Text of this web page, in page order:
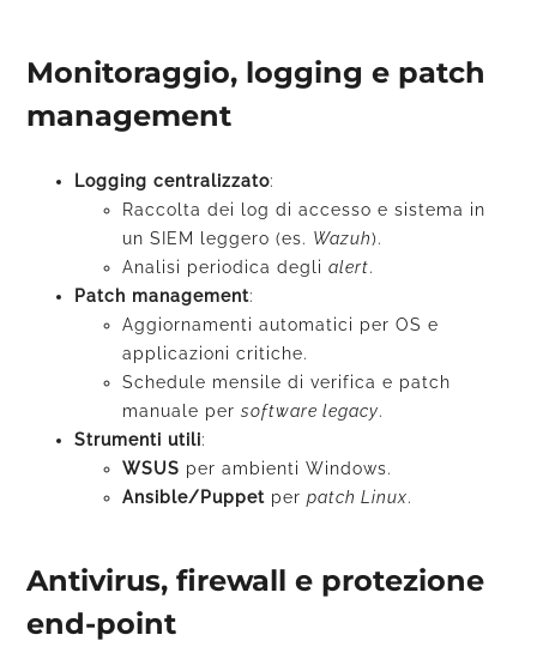
Monitoraggio, logging e patch
management
Logging centralizzato:
Raccolta dei log di accesso e sistema in
un SIEM leggero (es. Wazuh).
Analisi periodica deglialert.
Patch management:
Aggiornamenti automatici per OS e
applicazioni critiche.
Schedule mensile di verifica e patch
manuale persoftware legacy.
Strumenti utili:
WSUS per ambienti Windows.
Ansible/Puppet perpatch Linux.
Antivirus, firewall e protezione
end-point